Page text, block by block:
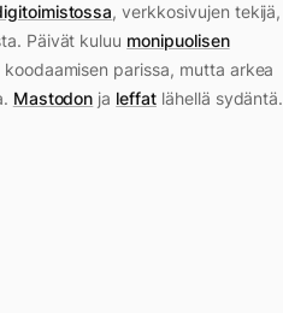
, verkkosivujen tekijä,
Päivät kuluu monipuolisen
parissa, mutta arkea
Mastodon ja leffatlähellä sydäntä.